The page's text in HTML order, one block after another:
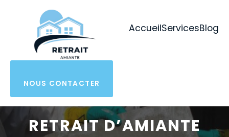
AccueilServicesBlog
NOUS CONTACTER
RETRAIT D’AMIANTE